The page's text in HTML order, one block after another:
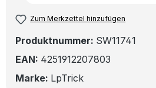
Zum Merkzettel hinzufügen
Produktnummer: SW11741
EAN: 4251912207803
Marke: LpTrick